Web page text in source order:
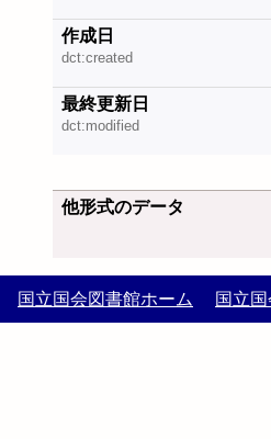
作成日
dct:created
最終更新日
dct:modified
他形式のデータ
国立国会図書館ホーム 国立